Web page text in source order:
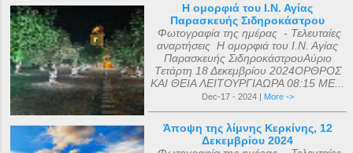
Η ομορφιά του Ι.Ν. Αγίας
Παρασκευής Σιδηροκάστρου
Φωτογραφία της ημέρας - Τελευταίες
αναρτήσεις Η ομορφιά του Ι.Ν. Αγίας
Παρασκευής ΣιδηροκάστρουΑύριο
Τετάρτη 18 Δεκεμβρίου 2024ΟΡΘΡΟΣ
ΚΑΙ ΘΕΙΑ ΛΕΙΤΟΥΡΓΙΑΩΡΑ 08:15 ΜΕ...
Dec-17 - 2024 | More ->
Άποψη της λίμνης Κερκίνης, 12
Δεκεμβρίου 2024